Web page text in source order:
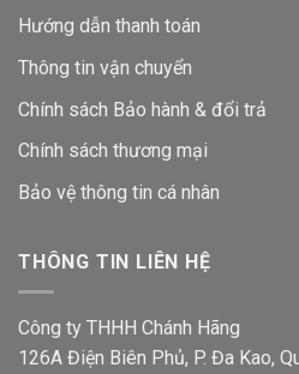
Hướng dẫn thanh toán
Thông tin vận chuyển
Chính sách Bảo hành & đổi trả
Chính sách thương mại
Bảo vệ thông tin cá nhân
THÔNG TIN LIÊN HỆ
Công ty THHH Chánh Hãng
126A Điện Biên Phủ, P. Đa Kao,